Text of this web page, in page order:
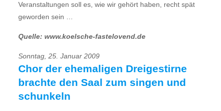
Veranstaltungen soll es, wie wir gehört haben, recht spät
geworden sein …
Quelle: www.koelsche-fastelovend.de
Sonntag, 25. Januar 2009
Chor der ehemaligen Dreigestirne
brachte den Saal zum singen und
schunkeln